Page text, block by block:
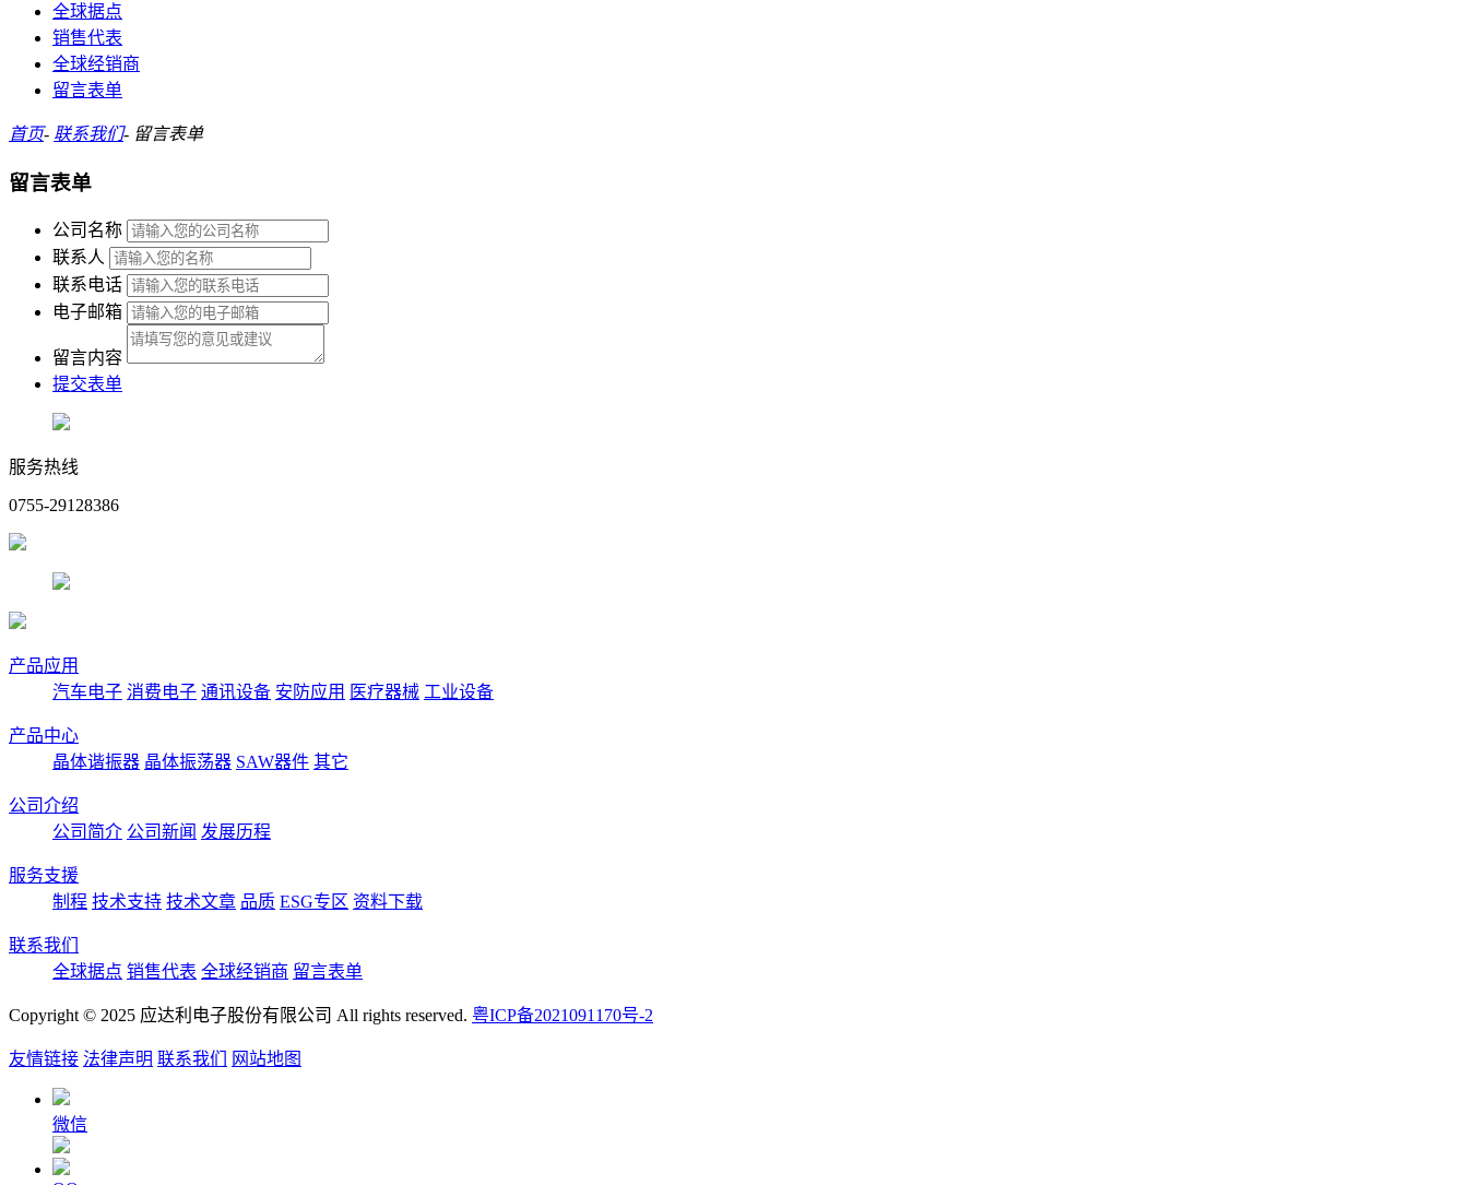
全球据点
销售代表
全球经销商
留言表单
首页- 联系我们- 留言表单
留言表单
公司名称
联系人
联系电话
电子邮箱
留言内容
提交表单
服务热线
0755-29128386
产品应用
汽车电子 消费电子 通讯设备 安防应用 医疗器械 工业设备
产品中心
晶体谐振器 晶体振荡器 SAW器件 其它
公司介绍
公司简介 公司新闻 发展历程
服务支援
制程 技术支持 技术文章 品质 ESG专区 资料下载
联系我们
全球据点 销售代表 全球经销商 留言表单
Copyright © 2025 应达利电子股份有限公司 All rights reserved. 粤ICP备2021091170号-2
友情链接 法律声明 联系我们 网站地图
微信